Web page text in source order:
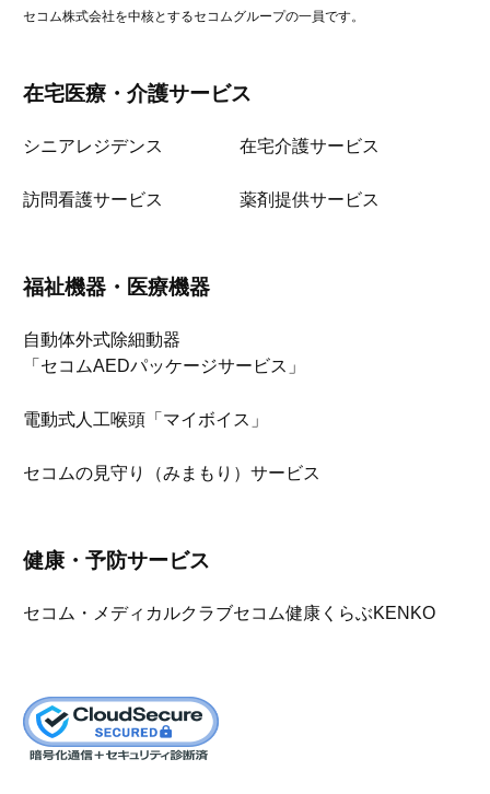
セコム株式会社を中核とするセコムグループの一員です。
在宅医療・介護サービス
シニアレジデンス 在宅介護サービス
訪問看護サービス 薬剤提供サービス
福祉機器・医療機器
自動体外式除細動器
「セコムAEDパッケージサービス」
電動式人工喉頭「マイボイス」
セコムの見守り（みまもり）サービス
健康・予防サービス
セコム・メディカルクラブセコム健康くらぶKENKO